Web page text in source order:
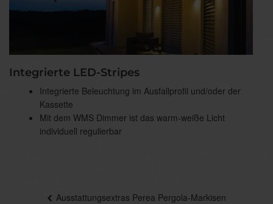
Integrierte LED-Stripes
Integrierte Beleuchtung im Ausfallprofil und/oder der
Kassette
Mit dem WMS Dimmer ist das warm-weiße Licht
individuell regulierbar
Ausstattungsextras Perea Pergola-Markisen